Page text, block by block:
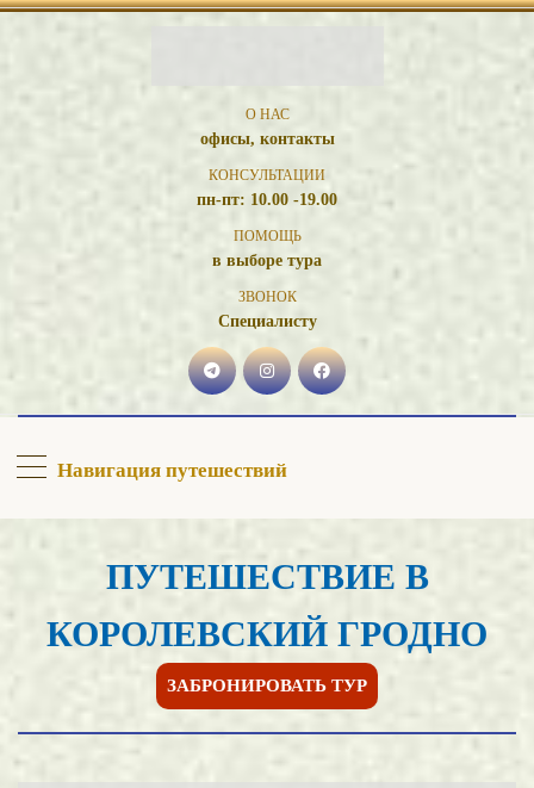
О НАС
офисы, контакты
КОНСУЛЬТАЦИИ
пн-пт: 10.00 -19.00
ПОМОЩЬ
в выборе тура
ЗВОНОК
Специалисту
Навигация путешествий
ПУТЕШЕСТВИЕ В
КОРОЛЕВСКИЙ ГРОДНО
ЗАБРОНИРОВАТЬ ТУР